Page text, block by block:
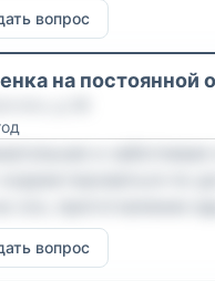
вопрос
на постоянной
посудомоечной
длительное время.
вопрос